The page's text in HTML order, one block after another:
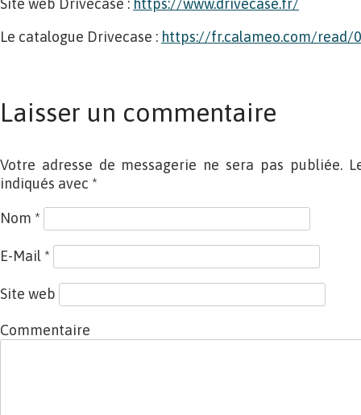
Site web Drivecase : https://www.drivecase.fr/
Le catalogue Drivecase : https://fr.calameo.com/read/
Laisser un commentaire
Votre adresse de messagerie ne sera pas publiée.
indiqués avec *
Nom *
E-Mail *
Site web
Commentaire